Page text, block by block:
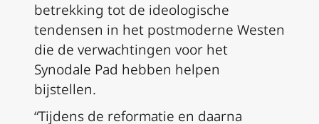
betrekking tot de ideologische
tendensen in het postmoderne Westen
die de verwachtingen voor het
Synodale Pad hebben helpen
bijstellen.
“Tijdens de reformatie en daarna